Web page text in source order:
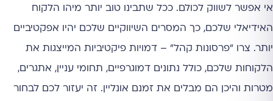
אי אפשר לשווק לכולם. ככל שתבינו טוב יותר מיהו הלקוח
האידיאלי שלכם, כך המסרים השיווקיים שלכם יהיו אפקטיביים
יותר. צרו "פרסונות קהל" – דמויות פיקטיביות המייצגות את
הלקוחות שלכם, כולל נתונים דמוגרפיים, תחומי עניין, אתגרים,
מטרות והיכן הם מבלים את זמנם אונליין. זה יעזור לכם לבחור